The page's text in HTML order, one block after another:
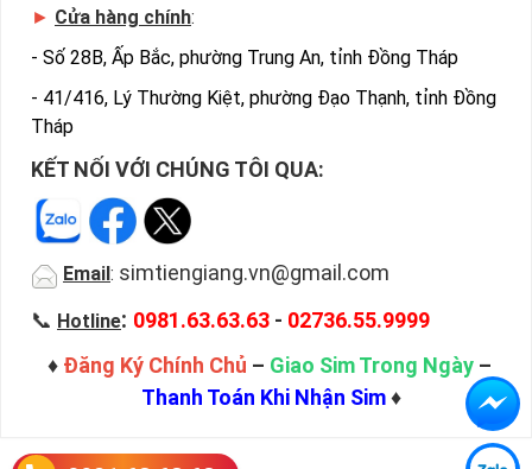
► Cửa hàng chính:
- Số 28B, Ấp Bắc, phường Trung An, tỉnh Đồng Tháp
- 41/416, Lý Thường Kiệt, phường Đạo Thạnh, tỉnh Đồng
Tháp
KẾT NỐI VỚI CHÚNG TÔI QUA:
Email : simtiengiang.vn@gmail.com
📞 Hotline: 0981.63.63.63 - 02736.55.9999
♦ Đăng Ký Chính Chủ – Giao Sim Trong Ngày –
Thanh Toán Khi Nhận Sim♦